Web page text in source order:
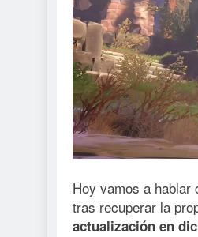
Hoy vamos a hablar
tras recuperar la
actualización en